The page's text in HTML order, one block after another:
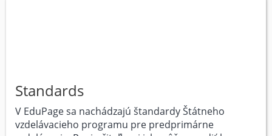
Standards
V EduPage sa nachádzajú štandardy Štátneho
vzdelávacieho programu pre predprimárne